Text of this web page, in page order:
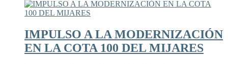
IMPULSO A LA MODERNIZACIÓN
EN LA COTA 100 DEL MIJARES